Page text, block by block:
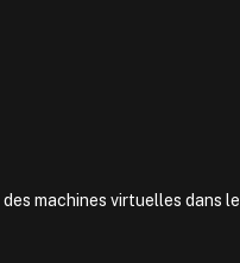
machines virtuelles dans le